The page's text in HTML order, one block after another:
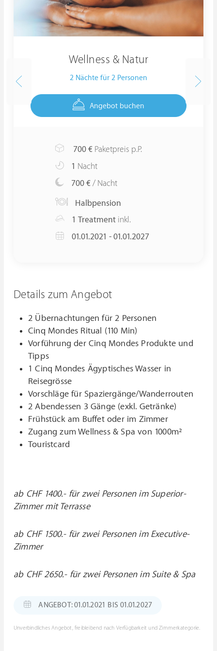
Wellness & Natur
2 Nächte für 2 Personen
Angebot buchen
700 € Paketpreis p.P.
1 Nacht
700 € / Nacht
Halbpension
1 Treatment inkl.
01.01.2021 - 01.01.2027
Details zum Angebot
2 Übernachtungen für 2 Personen
Cinq Mondes Ritual (110 Min)
Vorführung der Cinq Mondes Produkte und
Tipps
1 Cinq Mondes Ägyptisches Wasser in
Reisegrösse
Vorschläge für Spaziergänge/Wanderrouten
2 Abendessen 3 Gänge (exkl. Getränke)
Frühstück am Buffet oder im Zimmer
Zugang zum Wellness & Spa von 1000m²
Touristcard
ab CHF 1400.- für zwei Personen im Superior-
Zimmer mit Terrasse
ab CHF 1500.- für zwei Personen im Executive-
Zimmer
ab CHF 2650.- für zwei Personen im Suite & Spa
ANGEBOT: 01.01.2021 BIS 01.01.2027
Unverbindliches Angebot, freibleibend nach Verfügbarkeit und Zimmerkategorie.